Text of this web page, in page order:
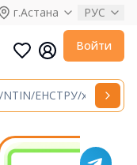
г.Астана РУС
Войти